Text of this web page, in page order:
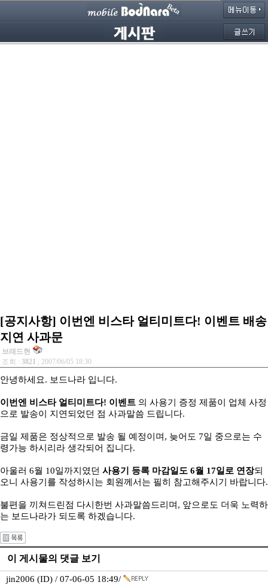
[공지사항] 이번엔 비스타 얼티미트다! 이벤트 배송
지연 사과문
브래드현
조회 : 3821 , 2007/06/05 18:30
안녕하세요. 보드나라 입니다.
이번엔 비스타 얼티미트다! 이벤트 의 사용기 증정 제품이 업체 사정
으로 발송이 지연되었던 점 사과말씀 드립니다.
금일 제품은 정상적으로 발송 될 예정이며, 늦어도 7일 중으로는 수
령가능 하시리라 생각되어 집니다.
아울러 6월 10일까지였던 사용기 등록 마감일도 6월 17일로 연장되
오니 사용기를 작성하시는 회원께서는 필히 참고해주시기 바랍니다.
불편을 끼쳐드린점 다시한번 사과말씀드리며, 앞으로도 더욱 노력하
는 보드나라가 되도록 하겠습니다.
이 게시물의 댓글 보기
jin2006 (ID) / 07-06-05 18:49/